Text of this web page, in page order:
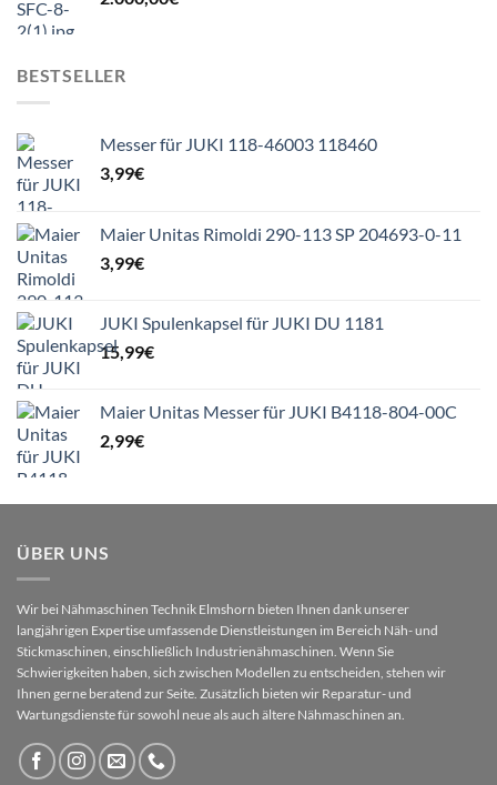
BESTSELLER
Messer für JUKI 118-46003 118460
3,99€
Maier Unitas Rimoldi 290-113 SP 204693-0-11
3,99€
JUKI Spulenkapsel für JUKI DU 1181
15,99€
Maier Unitas Messer für JUKI B4118-804-00C
2,99€
ÜBER UNS
Wir bei Nähmaschinen Technik Elmshorn bieten Ihnen dank unserer
langjährigen Expertise umfassende Dienstleistungen im Bereich Näh- und
Stickmaschinen, einschließlich Industrienähmaschinen. Wenn Sie
Schwierigkeiten haben, sich zwischen Modellen zu entscheiden, stehen wir
Ihnen gerne beratend zur Seite. Zusätzlich bieten wir Reparatur- und
Wartungsdienste für sowohl neue als auch ältere Nähmaschinen an.